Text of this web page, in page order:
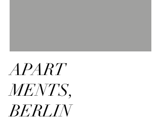
APART
MENTS,
BERLIN